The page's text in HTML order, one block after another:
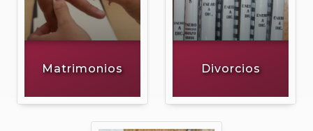
Matrimonios Divorcios